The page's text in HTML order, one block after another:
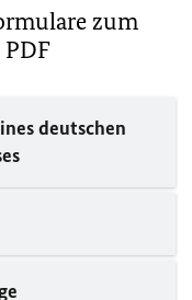
zum
deutschen